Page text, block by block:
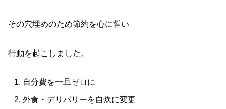
その穴埋めのため節約を心に誓い
行動を起こしました。
自分費を一旦ゼロに
外食・デリバリーを自炊に変更